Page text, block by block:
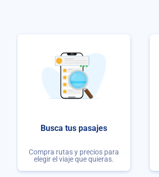
Busca tus pasajes
Compra rutas y precios para
elegir el viaje que quieras.